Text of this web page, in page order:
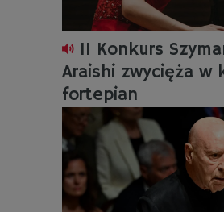
II Konkurs
Araishi zwycięża w
fortepian